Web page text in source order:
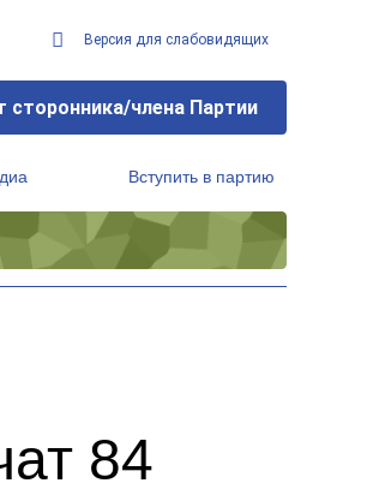
Версия для слабовидящих
сторонника/члена Партии
Вступить в партию
84